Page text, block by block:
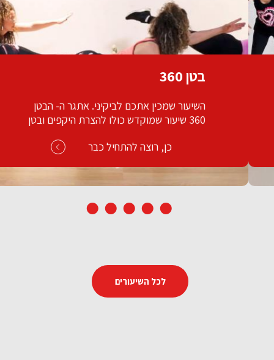
השיעור שמכין אתכם לביקיני. אתגר ה- הבטן
360 שיעור שמוקדש כולו להצרת היקפים ובטן
כן, רוצה להתחיל כבר
לכל השיעורים